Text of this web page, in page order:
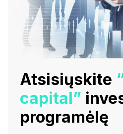
Atsisiųskite
capital”
programėlę